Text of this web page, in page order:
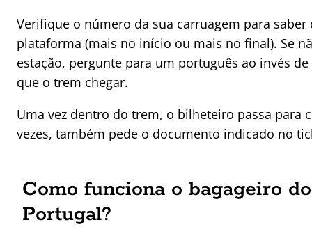
Verifique o número da sua carruagem para saber
plataforma (mais no início ou mais no final). Se
estação, pergunte para um português ao invés
que o trem chegar.
Uma vez dentro do trem, o bilheteiro passa para
vezes, também pede o documento indicado no
Como funciona o bagageiro
Portugal?